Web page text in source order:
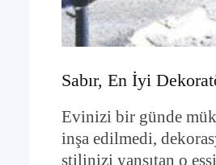
Sabır, En İyi
Evinizi bir günde
inşa edilmedi,
stilinizi yansıtan o